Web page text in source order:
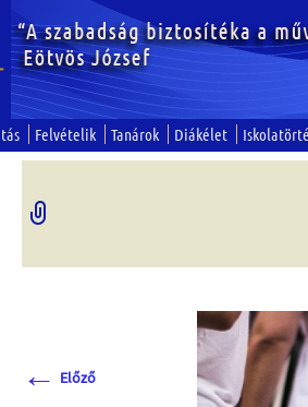
Felvételik Tanárok Diákélet
← Előző